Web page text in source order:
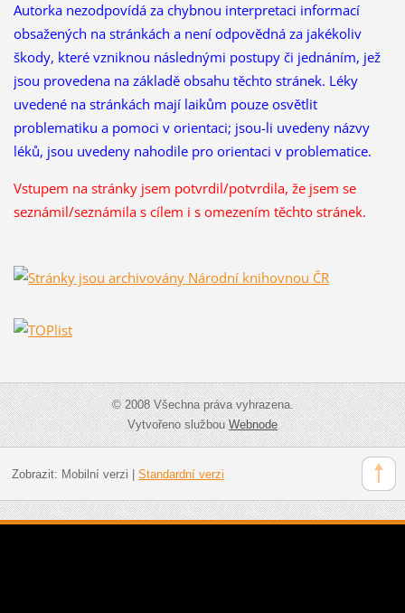
Autorka nezodpovídá za chybnou interpretaci informací
obsažených na stránkách a není odpovědná za jakékoliv
škody, které vzniknou následnými postupy či jednáním, jež
jsou provedena na základě obsahu těchto stránek. Léky
uvedené na stránkách mají laikům pouze osvětlit
problematiku a pomoci v orientaci; jsou-li uvedeny názvy
léků, jsou uvedeny nahodile pro orientaci v problematice.
Vstupem na stránky jsem potvrdil/potvrdila, že jsem se
seznámil/seznámila s cílem i s omezením těchto stránek.
© 2008 Všechna práva vyhrazena.
Vytvořeno službouWebnode
Zobrazit: Mobilní verzi Standardní verzi